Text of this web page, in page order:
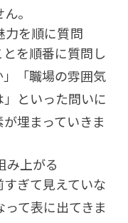
。
力を順に質問
を順番に質問し
「職場の雰囲気
といった問いに
埋まっていきま
み上がる
ぎて見えていな
て表に出てきま